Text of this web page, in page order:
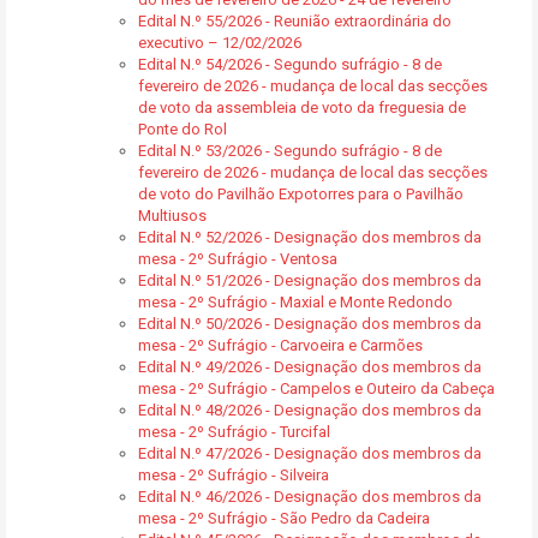
Edital N.º 55/2026 - Reunião extraordinária do
executivo – 12/02/2026
Edital N.º 54/2026 - Segundo sufrágio - 8 de
fevereiro de 2026 - mudança de local das secções
de voto da assembleia de voto da freguesia de
Ponte do Rol
Edital N.º 53/2026 - Segundo sufrágio - 8 de
fevereiro de 2026 - mudança de local das secções
de voto do Pavilhão Expotorres para o Pavilhão
Multiusos
Edital N.º 52/2026 - Designação dos membros da
mesa - 2º Sufrágio - Ventosa
Edital N.º 51/2026 - Designação dos membros da
mesa - 2º Sufrágio - Maxial e Monte Redondo
Edital N.º 50/2026 - Designação dos membros da
mesa - 2º Sufrágio - Carvoeira e Carmões
Edital N.º 49/2026 - Designação dos membros da
mesa - 2º Sufrágio - Campelos e Outeiro da Cabeça
Edital N.º 48/2026 - Designação dos membros da
mesa - 2º Sufrágio - Turcifal
Edital N.º 47/2026 - Designação dos membros da
mesa - 2º Sufrágio - Silveira
Edital N.º 46/2026 - Designação dos membros da
mesa - 2º Sufrágio - São Pedro da Cadeira